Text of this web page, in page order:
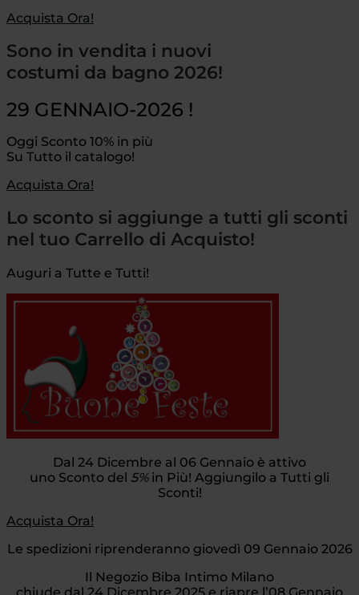
Acquista Ora!
Sono in vendita i nuovi
costumi da bagno 2026!
29 GENNAIO-2026 !
Oggi Sconto 10% in più
Su Tutto il catalogo!
Acquista Ora!
Lo sconto si aggiunge a tutti gli sconti
nel tuo Carrello di Acquisto!
Auguri a Tutte e Tutti!
Dal 24 Dicembre al 06 Gennaio è attivo
uno Sconto del 5%in Più! Aggiungilo a Tutti gli
Sconti!
Acquista Ora!
Le spedizioni riprenderanno giovedì 09 Gennaio 2026
Il Negozio Biba Intimo Milano
chiude dal 24 Dicembre 2025 e riapre l’08 Gennaio